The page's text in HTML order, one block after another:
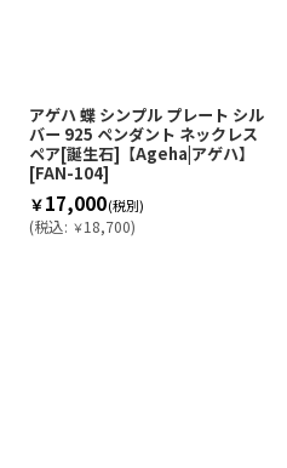
アゲハ 蝶 シンプル プレート シル
バー 925 ペンダント ネックレス
ペア[誕生石]【Ageha|アゲハ】
[FAN-104]
￥17,000(税別)
(税込: ￥18,700)